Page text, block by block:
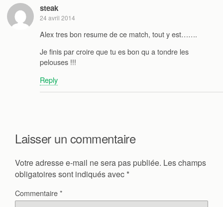
steak
24 avril 2014
Alex tres bon resume de ce match, tout y est…….
Je finis par croire que tu es bon qu a tondre les
pelouses !!!
Reply
Laisser un commentaire
Votre adresse e-mail ne sera pas publiée. Les champs
obligatoires sont indiqués avec *
Commentaire*